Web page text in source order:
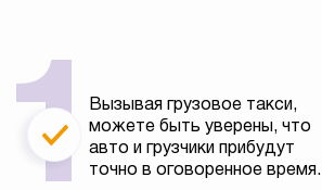
Вызывая грузовое такси,
можете быть уверены, что
авто и грузчики прибудут
точно в оговоренное время.